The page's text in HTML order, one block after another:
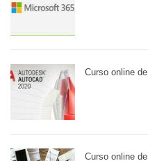
Curso online
Curso online